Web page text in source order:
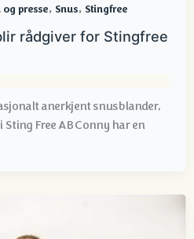
og presse, Snus, Stingfree
rådgiver for Stingfree
anerkjent snusblander,
Free AB Conny har en